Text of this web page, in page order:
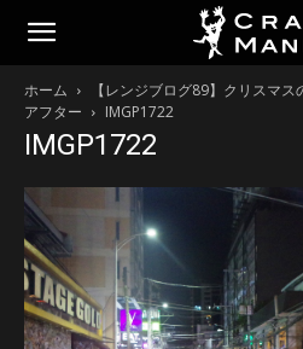
ホーム
【レンジブログ89】クリスマ
アフター
IMGP1722
IMGP1722